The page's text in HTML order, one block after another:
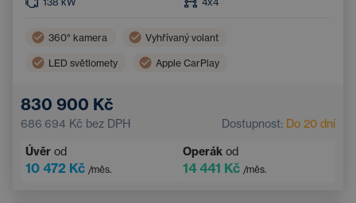
360° kamera Vyhřívaný volant
LED světlomety Apple CarPlay
Střešní okno
Elektricky nastavitelné sedadlo řidiče
830 900 Kč
686 694 Kč bez DPH Dostupnost: Do 20 dní
Úvěr od
10 472 Kč /měs.
Operák od
14 441 Kč /měs.